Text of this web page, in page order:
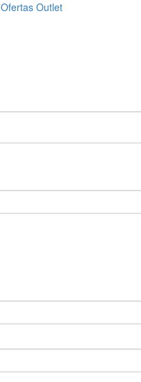
Ofertas Outlet